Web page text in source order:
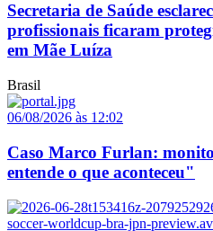
Secretaria de Saúde
profissionais ficaram
em Mãe Luíza
Brasil
06/08/2026 às 12:02
Caso Marco Furlan:
entende o que aconteceu"